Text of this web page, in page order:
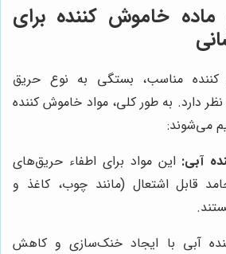
ماده خاموش کننده برای
کننده مناسب، بستگی به نوع حریق
دارد. به طور کلی، مواد خاموش کننده
می‌شوند:
آبی: این مواد برای اطفاء حریق‌های
قابل اشتعال (مانند چوب، کاغذ و
آبی با ایجاد خنک‌سازی و کاهش